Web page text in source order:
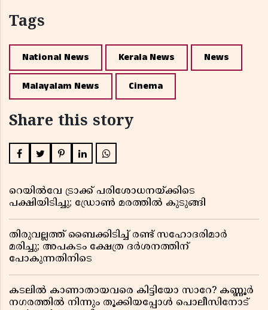
Tags
National News Kerala News News
Malayalam News Cinema
Share this story
റെയിൽവേ ട്രാക്ക് പരിശോധനയ്ക്കിടെ
പക്ഷിയിടിച്ചു; ഡ്രോൺ മരത്തിൽ കുടുങ്ങി
തിരുവല്ലത്ത് ബൈക്കിടിച്ച് രണ്ട് സഹോദരിമാർ
മരിച്ചു; അപകടം ക്ഷേത്ര ദർശനത്തിന്
പോകുന്നതിനിടെ
കടലിൽ കാണാതായവരെ കിട്ടിയോ സാറേ? കണ്ണൂർ
നഗരത്തിൽ നിന്നും തൂക്കിയപ്പോൾ പൊലീസിനോട്